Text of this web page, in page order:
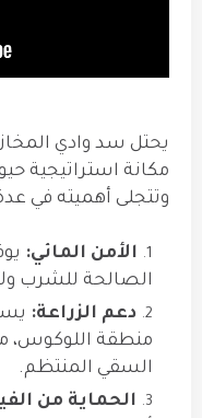
مكانة استراتيجية
وتتجلى أهميته في
الأمن المائي:
الصالحة للشرب
دعم الزراعة:
منطقة اللوكوس،
السقي المنتظم.
الحماية من